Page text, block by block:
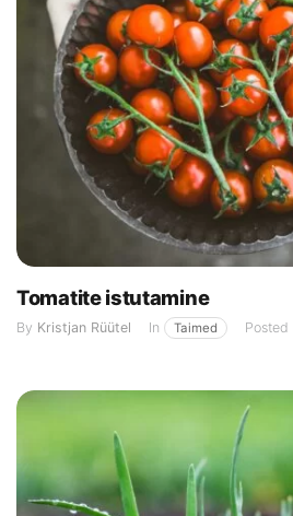
Tomatite istutamine
By Kristjan Rüütel In Taimed Posted